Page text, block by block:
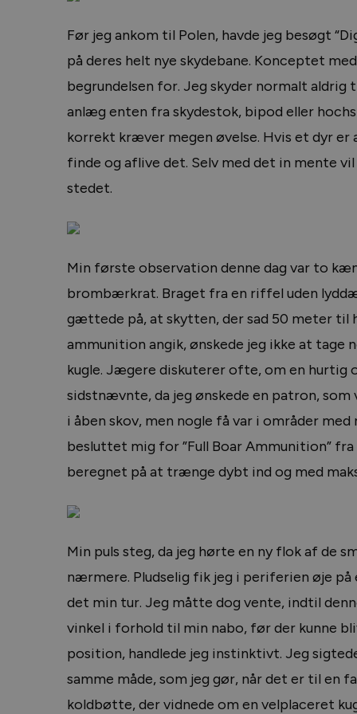
Før jeg ankom til Polen, havde jeg besøgt
på deres helt nye skydebane. Konceptet
begrundelsen for. Jeg skyder normalt
anlæg enten fra skydestok, bipod eller
korrekt kræver megen øvelse. Hvis et dyr er
finde og aflive det. Selv med det in mente
stedet.
Min første observation denne dag var to
brombærkrat. Braget fra en riffel uden
gættede på, at skytten, der sad 50 meter til
ammunition angik, ønskede jeg ikke at tage
kugle. Jægere diskuterer ofte, om en hurtig
sidstnævnte, da jeg ønskede en patron,
i åben skov, men nogle få var i områder
besluttet mig for ”Full Boar Ammunition”
beregnet på at trænge dybt ind og med
Min puls steg, da jeg hørte en ny flok af de
nærmere. Pludselig fik jeg i periferien øje på
det min tur. Jeg måtte dog vente, indtil
vinkel i forhold til min nabo, før der kunne
position, handlede jeg instinktivt. Jeg
samme måde, som jeg gør, når det er til en
koldbøtte, der vidnede om en velplaceret